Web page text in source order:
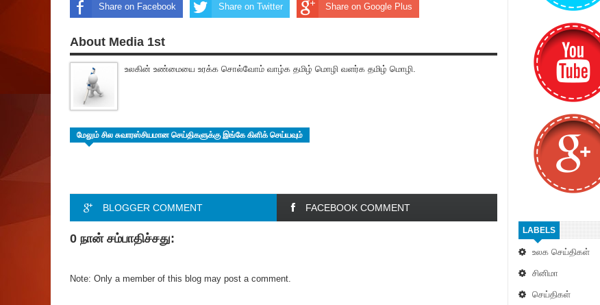
LABELS
உலக செய்திகள்
சினிமா
செய்திகள்
Share on Facebook Share on Twitter Share on Google Plus
About Media 1st
உலகின் உண்மையை உரக்க சொல்வோம் வாழ்க தமிழ் மொழி வளர்க தமிழ் மொழி.
மேலும் சில சுவாரஸ்சியமான செய்திகளுக்கு இங்கே கிளிக் செய்யவும்
BLOGGER COMMENT FACEBOOK COMMENT
0 நான் சம்பாதிச்சது:
Note: Only a member of this blog may post a comment.